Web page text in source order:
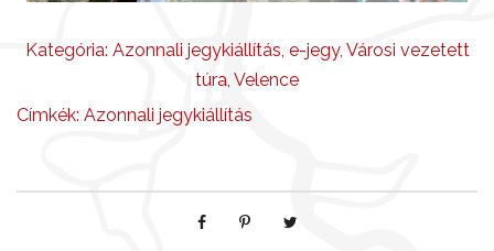
Kategória: Azonnali jegykiállítás e-jegy, Városi vezetett
túra Velence
Címkék: Azonnali jegykiállítás